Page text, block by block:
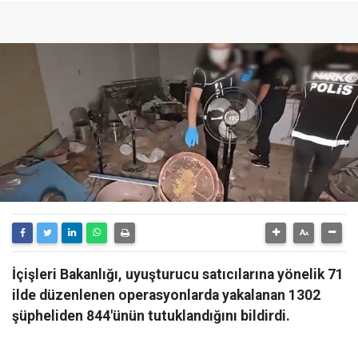
İçişleri Bakanlığı, uyuşturucu satıcılarına yönelik 71
ilde düzenlenen operasyonlarda yakalanan 1302
şüpheliden 844'ünün tutuklandığını bildirdi.